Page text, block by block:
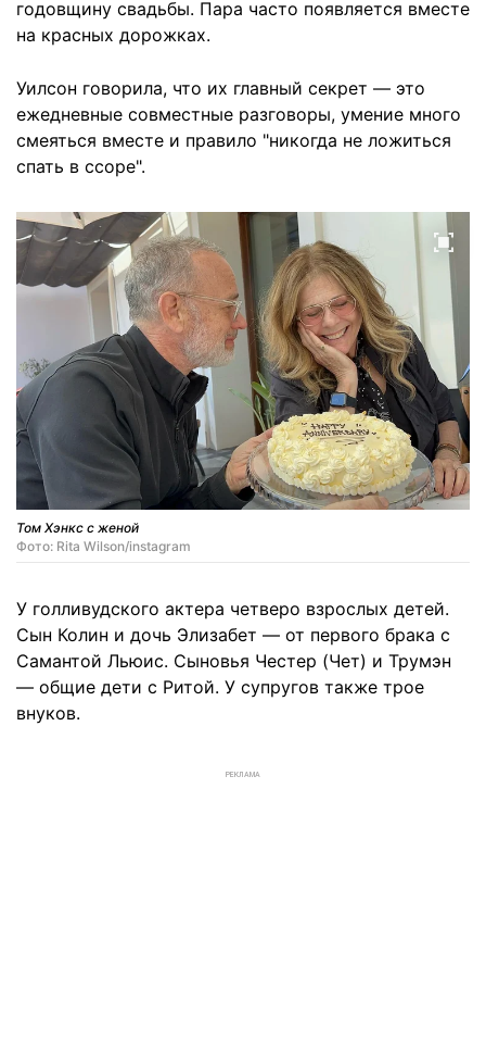
годовщину свадьбы. Пара часто появляется вместе
на красных дорожках.
Уилсон говорила, что их главный секрет — это
ежедневные совместные разговоры, умение много
смеяться вместе и правило "никогда не ложиться
спать в ссоре".
Том Хэнкс с женой
Фото: Rita Wilson/instagram
У голливудского актера четверо взрослых детей.
Сын Колин и дочь Элизабет — от первого брака с
Самантой Льюис. Сыновья Честер (Чет) и Трумэн
— общие дети с Ритой. У супругов также трое
внуков.
РЕКЛАМА